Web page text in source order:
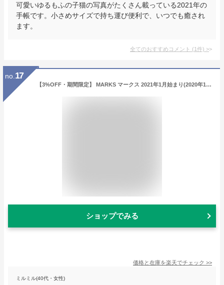
可愛いゆるもふの子猫の写真がたくさん載っている2021年の
手帳です。小さめサイズで持ち運び便利で、いつでも癒され
ます。
全てのおすすめコメント (1件) >
no. 17
【3%OFF・期間限定】 MARKS マークス 2021年1月始まり(2020年12月始まり) 手帳 月間式(月間ブロック) B6 ストレージ ドット イット/グラデーション オサムグッズ 大人かわいい おしゃれ 可愛い キャラクター 手帳カバー edit エディット
ショップでみる
価格と在庫を楽天でチェック >>
ミルミル(40代・女性)